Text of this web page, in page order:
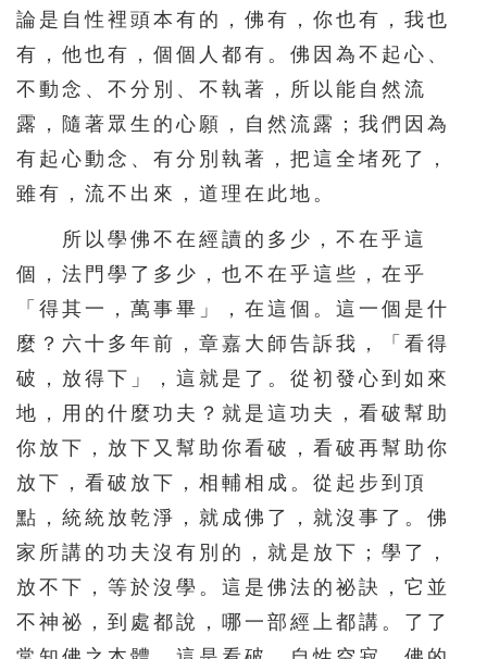
311 312 313 314 315
316 317 318 319 320
321 322 323 324 325
326 327 328 329 330
346 347 348 349 350
351 352 353 354 355
356 357 358 359 360
361 362 363 364 365
371 372 373 374 375
376 377 378 379 380
381 382 383 384 385
386 387 388 389 390
論是自性裡頭本有的，佛有，你也有，我也
有，他也有，個個人都有。佛因為不起心、
不動念、不分別、不執著，所以能自然流
露，隨著眾生的心願，自然流露；我們因為
有起心動念、有分別執著，把這全堵死了，
雖有，流不出來，道理在此地。
所以學佛不在經讀的多少，不在乎這
個，法門學了多少，也不在乎這些，在乎
「得其一，萬事畢」，在這個。這一個是什
麼？六十多年前，章嘉大師告訴我，「看得
破，放得下」，這就是了。從初發心到如來
地，用的什麼功夫？就是這功夫，看破幫助
你放下，放下又幫助你看破，看破再幫助你
放下，看破放下，相輔相成。從起步到頂
點，統統放乾淨，就成佛了，就沒事了。佛
家所講的功夫沒有別的，就是放下；學了，
放不下，等於沒學。這是佛法的祕訣，它並
不神祕，到處都說，哪一部經上都講。了了